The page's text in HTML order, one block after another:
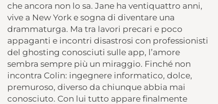
che ancora non lo sa. Jane ha ventiquattro anni,
vive a New York e sogna di diventare una
drammaturga. Ma tra lavori precari e poco
appaganti e incontri disastrosi con professionisti
del ghosting conosciuti sulle app, l’amore
sembra sempre più un miraggio. Finché non
incontra Colin: ingegnere informatico, dolce,
premuroso, diverso da chiunque abbia mai
conosciuto. Con lui tutto appare finalmente